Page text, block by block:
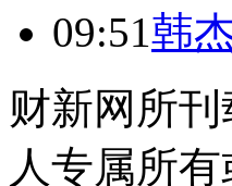
09:51韩
财新网所
人专属所